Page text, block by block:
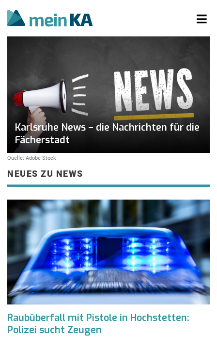
Karlsruhe News – die Nachrichten für die
Fächerstadt
Quelle: Adobe Stock
NEUES ZU NEWS
Raubüberfall mit Pistole in Hochstetten:
Polizei sucht Zeugen